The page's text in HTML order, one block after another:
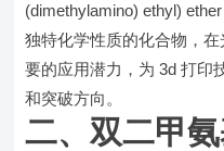
(dimethylamino) ethyl)
独特化学性质的化合物，
要的应用潜力，为 3d 打印
和突破方向。
二、双二甲